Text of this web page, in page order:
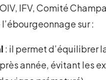
IFV, Comité
sur :
: il permet d’équilibrer
année, évitant les